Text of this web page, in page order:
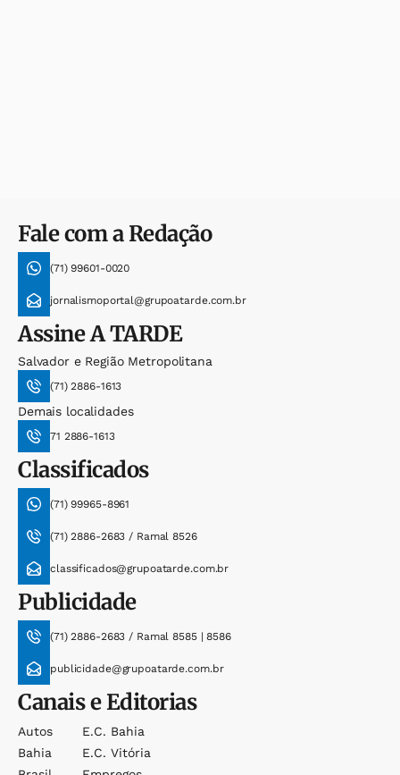
Fale com a Redação
(71) 99601-0020
jornalismoportal@grupoatarde.com.br
AssineA TARDE
Salvador e Região Metropolitana
(71) 2886-1613
Demais localidades
71 2886-1613
Classificados
(71) 99965-8961
(71) 2886-2683 / Ramal 8526
classificados@grupoatarde.com.br
Publicidade
(71) 2886-2683 / Ramal 8585 | 8586
publicidade@grupoatarde.com.br
Canais e Editorias
Autos
Bahia
E.c. Bahia
E.c. Vitória